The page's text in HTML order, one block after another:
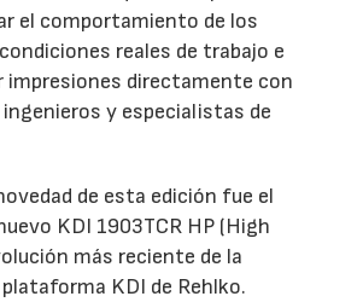
el comportamiento de los
reales de trabajo e
impresiones directamente con
y especialistas de
de esta edición fue el
KDI 1903TCR HP (High
más reciente de la
KDI de Rehlko.